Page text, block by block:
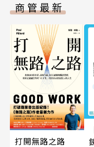
商管最新
打開無路之路